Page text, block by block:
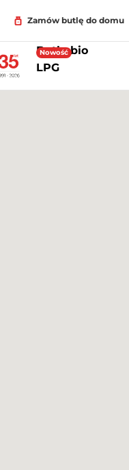
Zamów butlę do domu
Butle bio
LPG
Nowość